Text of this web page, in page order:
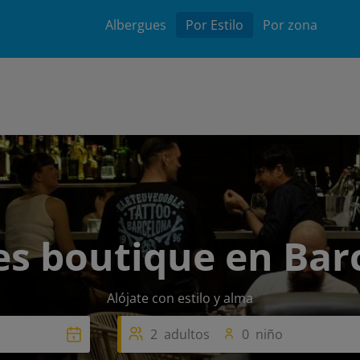
Main
Albergues Por Estilo Por zona
boutique en
Alójate con estilo y alma
2 adultos 0 niño